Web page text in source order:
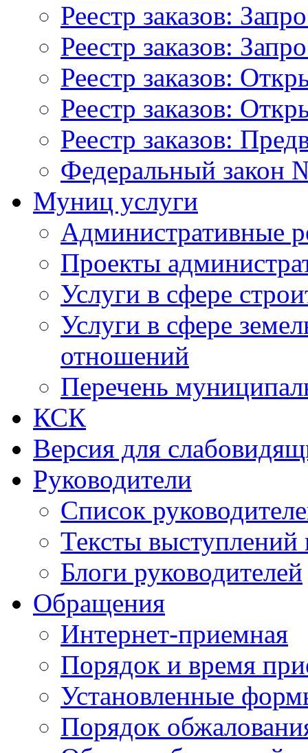
Реестр заказов:
Реестр заказов:
Реестр заказов:
Реестр заказов:
Реестр заказов:
Федеральный закон
Муниц услуги
Административные
Проекты
Услуги в сфере
Услуги в сфере
отношений
Перечень
КСК
Версия для
Руководители
Список
Тексты выступлений
Блоги руководителей
Обращения
Интернет-приемная
Порядок и время
Установленные
Порядок